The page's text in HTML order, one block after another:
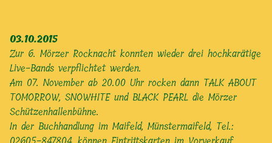
03.10.2015
Zur 6. Mörzer Rocknacht konnten wieder drei hochkarätige
Live-Bands verpflichtet werden.
Am 07. November ab 20.00 Uhr rocken dann TALK ABOUT
TOMORROW, SNOWHITE und BLACK PEARL die Mörzer
Schützenhallenbühne.
In der Buchhandlung im Maifeld, Münstermaifeld, Tel.: